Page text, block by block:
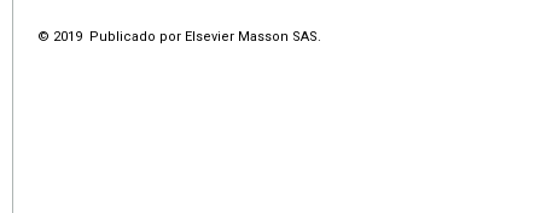
© 2019 Publicado por Elsevier Masson SAS.